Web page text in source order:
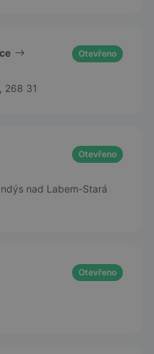
Otevřeno
268 31
Otevřeno
nad Labem-Stará
Otevřeno